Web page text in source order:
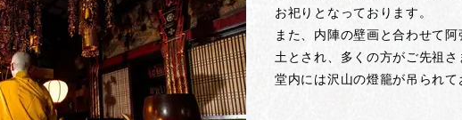
お祀りとなっております。
また、内陣の壁画と合わせて
土とされ、多くの方がご先祖さ
堂内には沢山の燈籠が吊られ